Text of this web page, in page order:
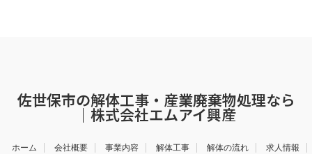
佐世保市の解体工事・産業廃棄物処理なら
｜株式会社エムアイ興産
ホーム 会社概要 事業内容 解体工事 解体の流れ 求人情報